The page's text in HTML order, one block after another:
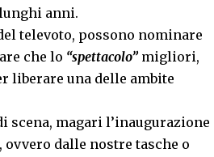
anni.
televoto, possono nominare
che lo “spettacolo” migliori,
liberare una delle ambite
magari l’inaugurazione
dalle nostre tasche o